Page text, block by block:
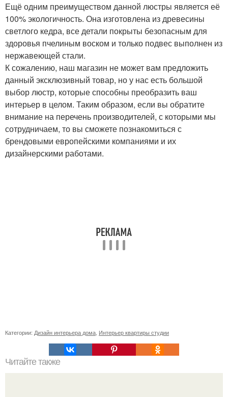
Ещё одним преимуществом данной люстры является её
100% экологичность. Она изготовлена из древесины
светлого кедра, все детали покрыты безопасным для
здоровья пчелиным воском и только подвес выполнен из
нержавеющей стали.
К сожалению, наш магазин не может вам предложить
данный эксклюзивный товар, но у нас есть большой
выбор люстр, которые способны преобразить ваш
интерьер в целом. Таким образом, если вы обратите
внимание на перечень производителей, с которыми мы
сотрудничаем, то вы сможете познакомиться с
брендовыми европейскими компаниями и их
дизайнерскими работами.
Категории: Дизайн интерьера дома Интерьер квартиры студии
Читайте также